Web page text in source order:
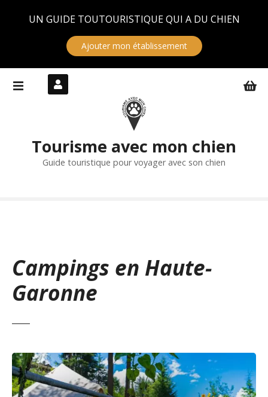
UN GUIDE TOUTOURISTIQUE QUI A DU CHIEN
Ajouter mon établissement
Tourisme avec mon chien
Guide touristique pour voyager avec son chien
Campings en Haute-
Garonne